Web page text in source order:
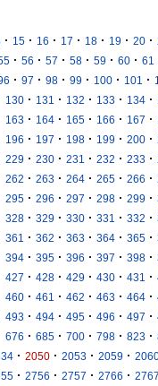
· 15 · 16 · 17 · 18 · 19 · 20 ·
· 56 · 57 · 58 · 59 · 60 · 61
· 97 · 98 · 99 · 100 · 101 ·
130 · 131 · 132 · 133 · 134 ·
163 · 164 · 165 · 166 · 167 ·
196 · 197 · 198 · 199 · 200 ·
229 · 230 · 231 · 232 · 233 ·
262 · 263 · 264 · 265 · 266 ·
295 · 296 · 297 · 298 · 299 ·
328 · 329 · 330 · 331 · 332 ·
361 · 362 · 363 · 364 · 365 ·
394 · 395 · 396 · 397 · 398 ·
427 · 428 · 429 · 430 · 431 ·
460 · 461 · 462 · 463 · 464 ·
493 · 494 · 495 · 496 · 497 ·
676 · 685 · 700 · 798 · 823 ·
· 2050 · 2053 · 2059 ·
· 2756 · 2757 · 2766 · 2767